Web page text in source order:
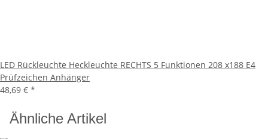
LED Rückleuchte Heckleuchte RECHTS 5 Funktionen 208 x188 E4
Prüfzeichen Anhänger
48,69 € *
Ähnliche Artikel